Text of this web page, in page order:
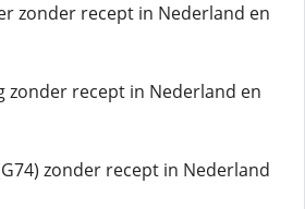
zonder recept in Nederland en
zonder recept in Nederland en
zonder recept in Nederland